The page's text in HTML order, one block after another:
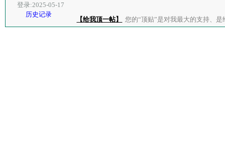
登录:2025-05-17
历史记录
【给我顶一帖】 您的“顶贴”是对我最大的支持、